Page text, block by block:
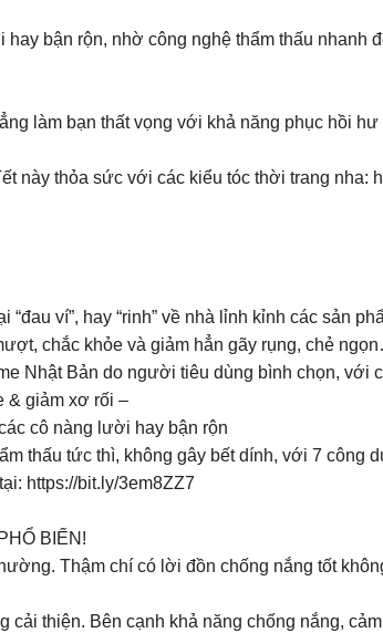
bận rộn, nhờ công nghệ thẩm thấu nhanh
làm bạn thất vọng với khả năng phục hồi
này thỏa sức với các kiểu tóc thời trang nha:
ví”, hay “rinh” về nhà lỉnh kỉnh các sản
chắc khỏe và giảm hẳn gãy rụng, chẻ
Nhật Bản do người tiêu dùng bình chọn, với
& giảm xơ rối –
cô nàng lười hay bận rộn
thấu tức thì, không gây bết dính, với 7 công
https://bit.ly/3em8ZZ7
BIẾN!
Thậm chí có lời đồn chống nắng tốt
thiện. Bên cạnh khả năng chống nắng,